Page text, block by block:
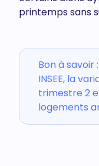
printemps sans
Bon à savoir
INSEE, la
trimestre 2
logements